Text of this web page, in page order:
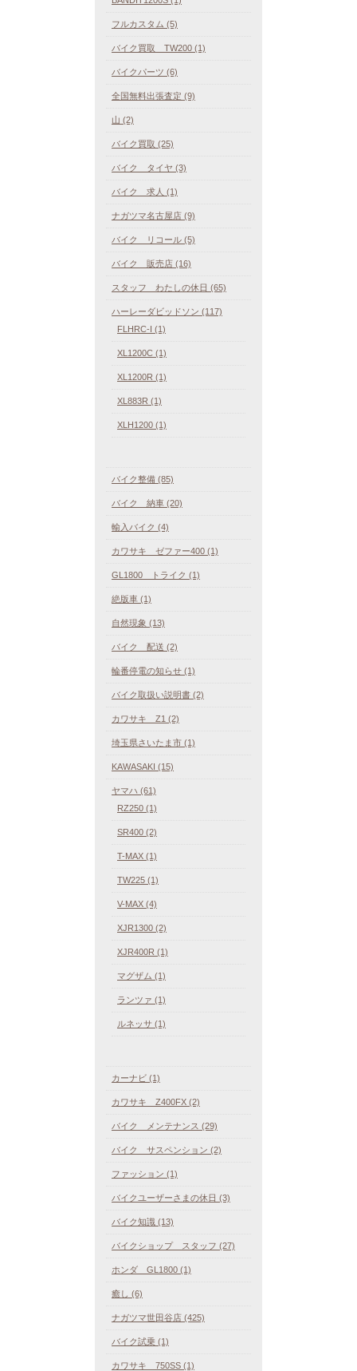
フルカスタム (5)
バイク買取 TW200 (1)
バイクパーツ (6)
全国無料出張査定 (9)
山 (2)
バイク買取 (25)
バイク タイヤ (3)
バイク 求人 (1)
ナガツマ名古屋店 (9)
バイク リコール (5)
バイク 販売店 (16)
スタッフ わたしの休日 (65)
ハーレーダビッドソン (117)
FLHRC-I (1)
XL1200C (1)
XL1200R (1)
XL883R (1)
XLH1200 (1)
バイク整備 (85)
バイク 納車 (20)
輸入バイク (4)
カワサキ ゼファー400 (1)
GL1800 トライク (1)
絶版車 (1)
自然現象 (13)
バイク 配送 (2)
輪番停電の知らせ (1)
バイク取扱い説明書 (2)
カワサキ Z1 (2)
埼玉県さいたま市 (1)
KAWASAKI (15)
ヤマハ (61)
RZ250 (1)
SR400 (2)
T-MAX (1)
TW225 (1)
V-MAX (4)
XJR1300 (2)
XJR400R (1)
マグザム (1)
ランツァ (1)
ルネッサ (1)
カーナビ (1)
カワサキ Z400FX (2)
バイク メンテナンス (29)
バイク サスペンション (2)
ファッション (1)
バイクユーザーさまの休日 (3)
バイク知識 (13)
バイクショップ スタッフ (27)
ホンダ GL1800 (1)
癒し (6)
ナガツマ世田谷店 (425)
バイク試乗 (1)
カワサキ 750SS (1)